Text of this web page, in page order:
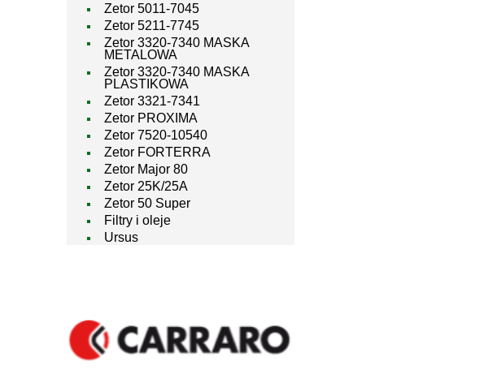
Zetor 5011-7045
Zetor 5211-7745
Zetor 3320-7340 MASKA
METALOWA
Zetor 3320-7340 MASKA
PLASTIKOWA
Zetor 3321-7341
Zetor PROXIMA
Zetor 7520-10540
Zetor FORTERRA
Zetor Major 80
Zetor 25K/25A
Zetor 50 Super
Filtry i oleje
Ursus